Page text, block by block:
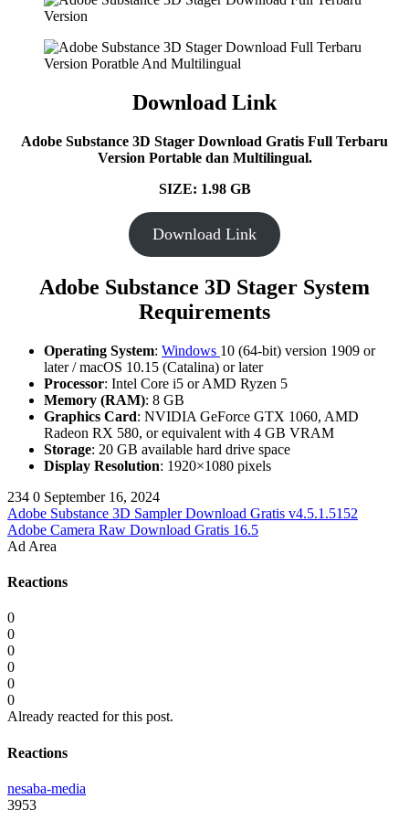
Download Link
Adobe Substance 3D Stager Download Gratis Full Terbaru
Version Portable dan Multilingual.
SIZE: 1.98 GB
Download Link
Adobe Substance 3D Stager System
Requirements
Operating System: Windows 10 (64-bit) version 1909 or
later / macOS 10.15 (Catalina) or later
Processor: Intel Core i5 or AMD Ryzen 5
Memory (RAM): 8 GB
Graphics Card: NVIDIA GeForce GTX 1060, AMD
Radeon RX 580, or equivalent with 4 GB VRAM
Storage: 20 GB available hard drive space
Display Resolution: 1920×1080 pixels
234 0 September 16, 2024
Adobe Substance 3D Sampler Download Gratis v4.5.1.5152
Adobe Camera Raw Download Gratis 16.5
Ad Area
Reactions
0
0
0
0
0
0
Already reacted for this post.
Reactions
nesaba-media
3953